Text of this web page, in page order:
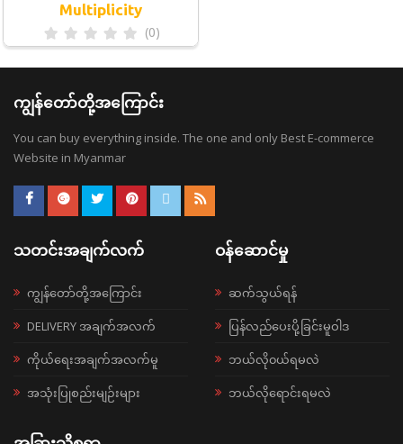
Multiplicity
(0)
ကျွန်တော်တို့အကြောင်း
You can buy everything inside. The one and only Best E-commerce
Website in Myanmar
သတင်းအချက်လက်
ကျွန်တော်တို့အကြောင်း
DELIVERY အချက်အလက်
ကိုယ်ရေးအချက်အလက်မူ
အသုံးပြုစည်းမျဉ်းများ
ဝန်ဆောင်မှု
ဆက်သွယ်ရန်
ပြန်လည်ပေးပို့ခြင်းမူဝါဒ
ဘယ်လို၀ယ်ရမလဲ
ဘယ်လိုရောင်းရမလဲ